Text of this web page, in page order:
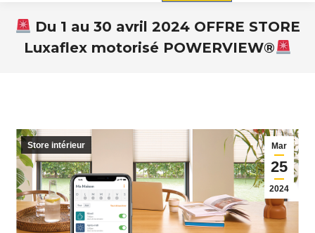
Du 1 au 30 avril 2024 OFFRE STORE
Luxaflex motorisé POWERVIEW®
Mar
25
2024
Store intérieur